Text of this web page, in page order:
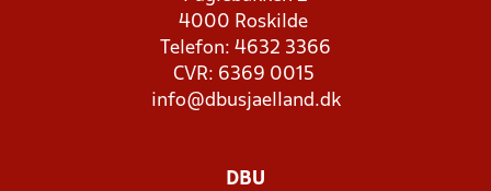
4000 Roskilde
Telefon: 4632 3366
CVR: 6369 0015
info@dbusjaelland.dk
DBU